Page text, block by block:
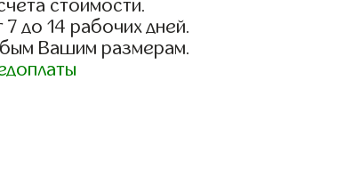
стоимости.
до 14 рабочих дней.
Вашим размерам.